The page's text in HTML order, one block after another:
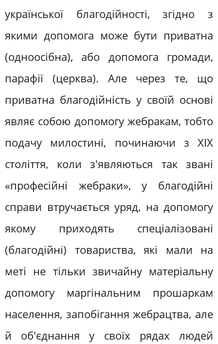
української благодійності, згідно з
якими допомога може бути приватна
(одноосібна), або допомога громади,
парафії (церква). Але через те, що
приватна благодійність у своїй основі
являє собою допомогу жебракам, тобто
подачу милостині, починаючи з XIX
століття, коли з'являються так звані
«професійні жебраки», у благодійні
справи втручається уряд, на допомогу
якому приходять спеціалізовані
(благодійні) товариства, які мали на
меті не тільки звичайну матеріальну
допомогу маргінальним прошаркам
населення, запобігання жебрацтва, але
й об'єднання у своїх рядах людей